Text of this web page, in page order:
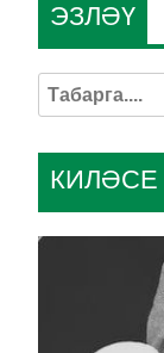
ЭЗЛӘҮ